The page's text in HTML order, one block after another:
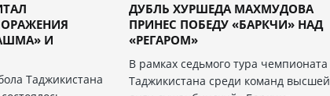
И
Таджикистана
ДУБЛЬ ХУРШЕДА МАХМУДОВА
ПРИНЕС ПОБЕДУ «БАРКЧИ» НАД
«РЕГАРОМ»
В рамках седьмого тура чемпионата
Таджикистана среди команд высшей